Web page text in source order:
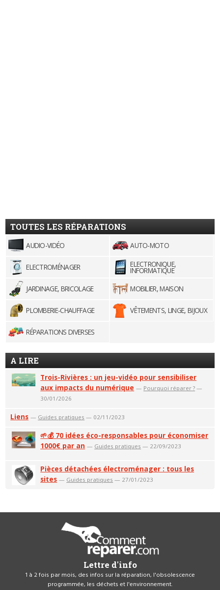
TOUTES LES RÉPARATIONS
AUDIO-VIDÉO AUTO-MOTO
ELECTROMÉNAGER ELECTRONIQUE,
INFORMATIQUE
JARDINAGE, BRICOLAGE
MOBILIER, MAISON
PLOMBERIE-CHAUFFAGE VÊTEMENTS, LINGE, BIJOUX
RÉPARATIONS DIVERSES
A LIRE
Trois-Rivières : un jeu-vidéo pour sensibiliser
aux impacts du numérique — Pourquoi réparer ? —
30/01/2026
Liens — Guides pratiques — 02/11/2023
🌱💰 70 idées éco-responsables pour économiser
1000€ par an — Guides pratiques — 22/09/2023
Pièces détachées électroménager : tous les
sites — Guides pratiques — 27/01/2023
Lettre d'info
1 à 2 fois par mois, des infos sur la réparation, l'obsolescence
programmée, les déchets et l'environnement.